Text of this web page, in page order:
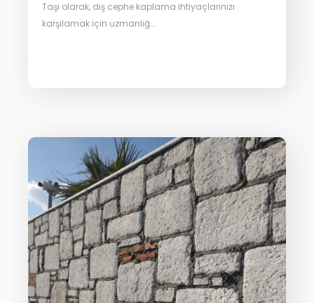
Taşı olarak, dış cephe kaplama ihtiyaçlarınızı
karşılamak için uzmanlığ...